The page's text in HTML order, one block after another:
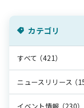
カテゴリ
すべて （421）
ニュースリリース （